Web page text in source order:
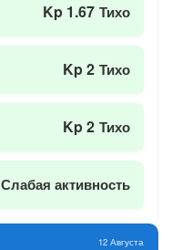
Kp 1.67 Тихо
Kp 2 Тихо
Kp 2 Тихо
Слабая активность
12 Августа